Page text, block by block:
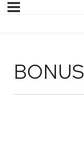
BONUS